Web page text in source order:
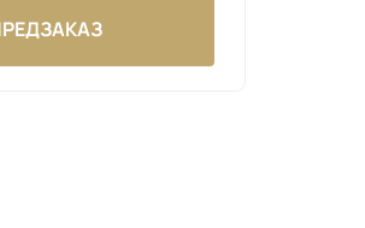
ОТПРАВИТЬ